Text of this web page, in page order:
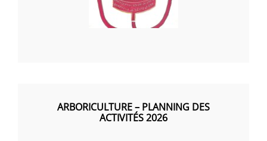
ARBORICULTURE – PLANNING DES
ACTIVITÉS 2026